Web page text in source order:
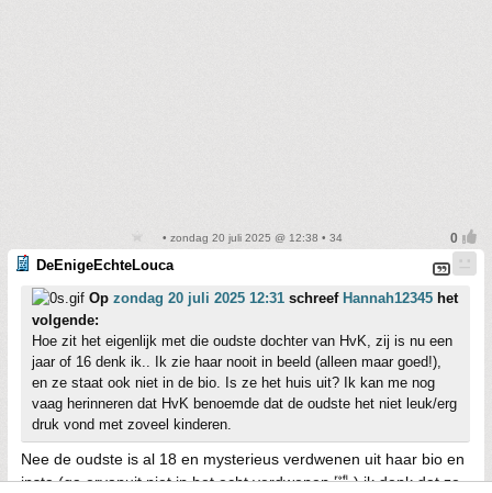
• zondag 20 juli 2025 @ 12:38 • 34
DeEnigeEchteLouca
Op zondag 20 juli 2025 12:31 schreef Hannah12345 het
volgende:
Hoe zit het eigenlijk met die oudste dochter van HvK, zij is nu een
jaar of 16 denk ik.. Ik zie haar nooit in beeld (alleen maar goed!),
en ze staat ook niet in de bio. Is ze het huis uit? Ik kan me nog
vaag herinneren dat HvK benoemde dat de oudste het niet leuk/erg
druk vond met zoveel kinderen.
Nee de oudste is al 18 en mysterieus verdwenen uit haar bio en
insta (ga ervanuit niet in het echt verdwenen 🤣 ) ik denk dat ze